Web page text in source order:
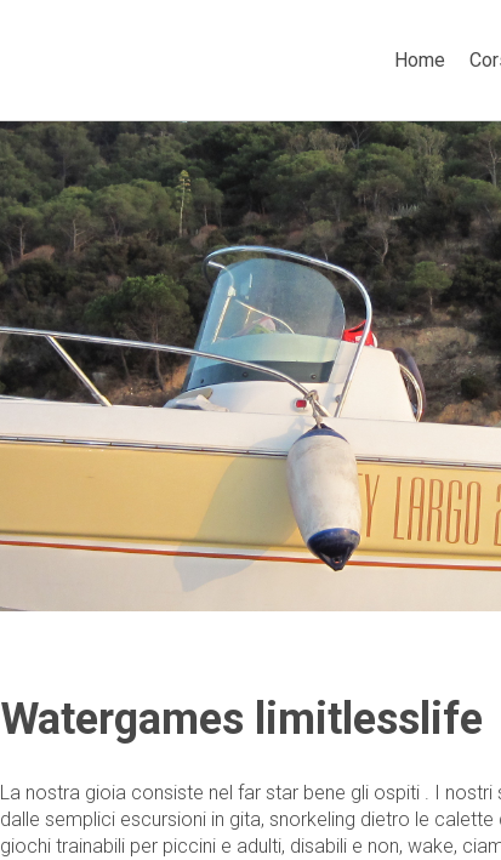
Home
Watergames limitlesslife
La nostra gioia consiste nel far star bene gli ospiti . I
dalle semplici escursioni in gita, snorkeling dietro le
giochi trainabili per piccini e adulti, disabili e non, wake,